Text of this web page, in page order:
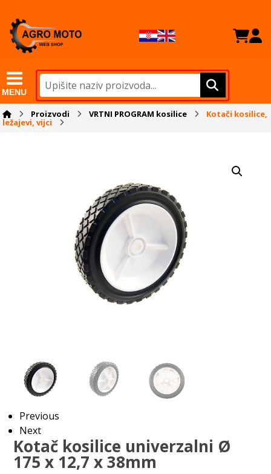
MENU
Proizvodi VRTNI PROGRAM kosilice Kotači kosilice,
ležajevi, vijci
Previous
Next
Kotač kosilice univerzalni Ø
175 x 12,7 x 38mm